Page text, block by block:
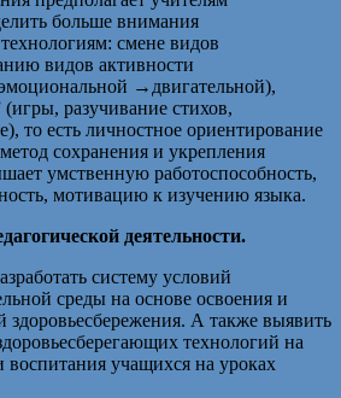
больше внимания
смене видов
видов активности
→двигательной),
разучивание стихов,
то есть личностное ориентирование
сохранения и укрепления
умственную работоспособность,
мотивацию к изучению языка.
деятельности.
систему условий
среды на основе освоения и
здоровьесбережения. А также выявить
технологий на
воспитания учащихся на уроках